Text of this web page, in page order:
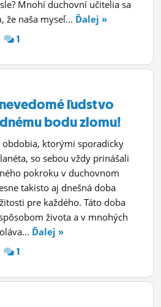
Mnohí duchovní učitelia sa
že naša myseľ... Ďalej »
1
ľudstvo
bodu zlomu!
obdobia, ktorými sporadicky
so sebou vždy prinášali
pokroku v duchovnom
takisto aj dnešná doba
pre každého. Táto doba
života a v mnohých
Ďalej »
1